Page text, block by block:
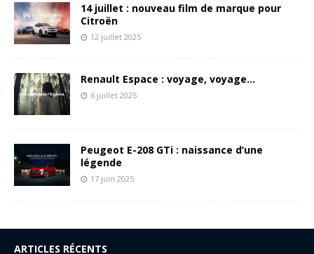
14 juillet : nouveau film de marque pour
Citroën
12 juillet 2025
Renault Espace : voyage, voyage…
6 juillet 2025
Peugeot E-208 GTi : naissance d’une
légende
17 juin 2025
ARTICLES RÉCENTS